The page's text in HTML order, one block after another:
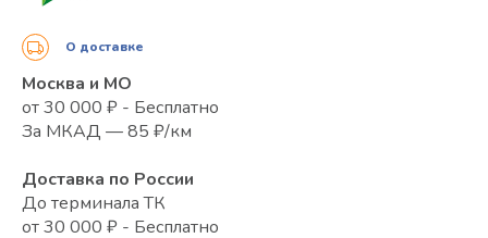
О доставке
Москва и МО
от 30 000 ₽ - Бесплатно
За МКАД — 85 ₽/км
Доставка по России
До терминала ТК
от 30 000 ₽ - Бесплатно